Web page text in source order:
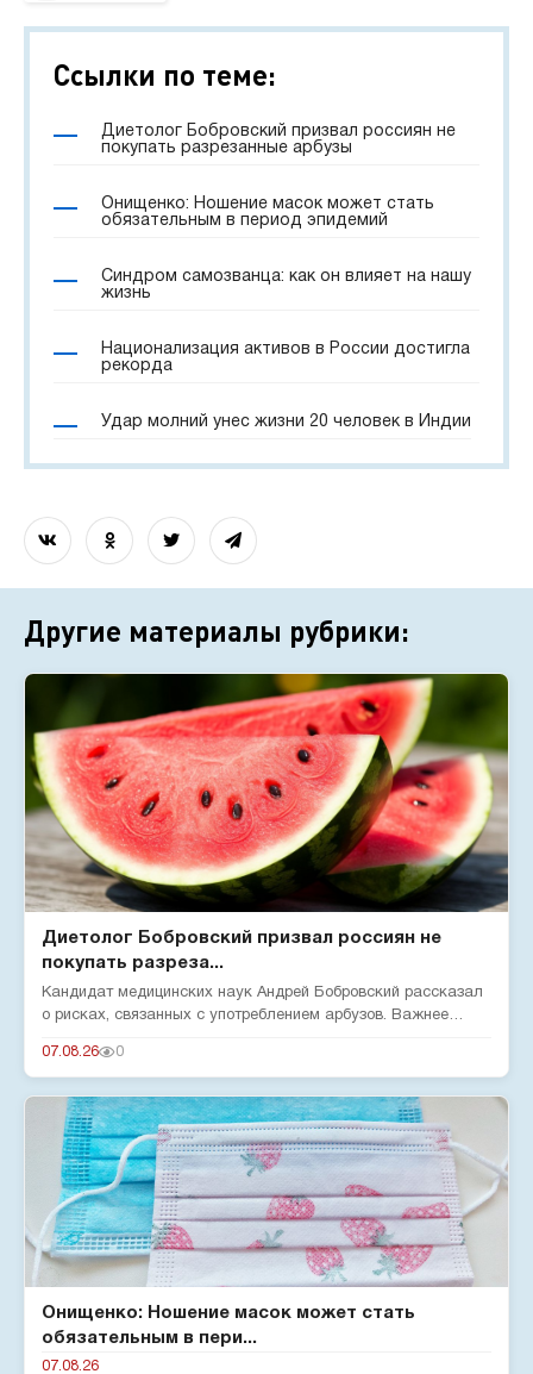
Ссылки по теме:
Диетолог Бобровский призвал россиян не
покупать разрезанные арбузы
Онищенко: Ношение масок может стать
обязательным в период эпидемий
Синдром самозванца: как он влияет на нашу
жизнь
Национализация активов в России достигла
рекорда
Удар молний унес жизни 20 человек в Индии
Другие материалы рубрики:
Диетолог Бобровский призвал россиян не
покупать разреза...
Кандидат медицинских наук Андрей Бобровский рассказал
о рисках, связанных с употреблением арбузов. Важнее
07.08.26 0
Онищенко: Ношение масок может стать
обязательным в пери...
07.08.26